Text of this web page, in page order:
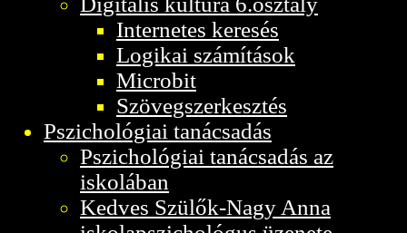
Internetes keresés
Logikai számítások
Microbit
Szövegszerkesztés
Pszichológiai tanácsadás
Pszichológiai tanácsadás az
iskolában
Kedves Szülők-Nagy Anna